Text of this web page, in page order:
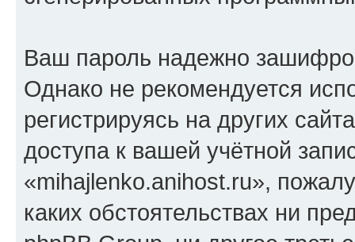
Ваш пароль надежно
Однако не рекомендуется
регистрируясь на других
доступа к вашей учётной
«mihajlenko.anihost.ru»,
каких обстоятельствах ни